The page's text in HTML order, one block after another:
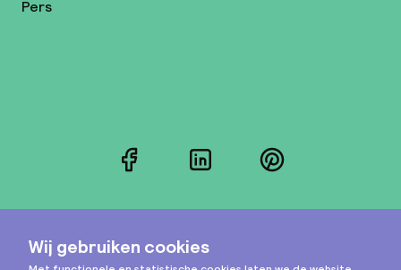
Pers
FacebookLinkedInPinterest
Instagram